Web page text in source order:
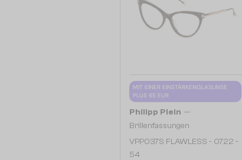
MIT EINER EINSTÄRKENGLASLINSE
PLUS 65 EUR
Philipp Plein —
Brillenfassungen
VPP037S FLAWLESS - 0722 -
54